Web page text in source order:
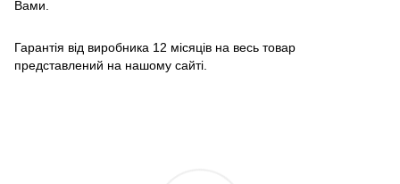
Вами.
Гарантія від виробника 12 місяців на весь товар
представлений на нашому сайті.